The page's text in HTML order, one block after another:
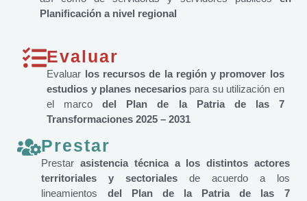
Planificación a nivel regional
Evaluar
Evaluar los recursos de la región y promover los
estudios y planes necesariospara su utilización en
el marcodel Plan de la Patria de las 7
Transformaciones 2025 – 2031
Prestar
Prestarasistencia técnica a los distintos actores
territoriales y sectoriales de acuerdo a los
lineamientos del Plan de la Patria de las 7